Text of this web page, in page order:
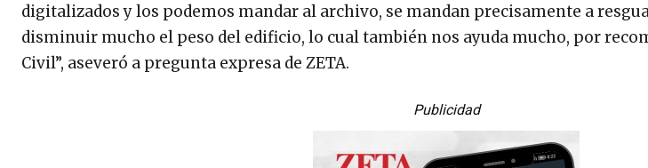
digitalizados y los podemos mandar al archivo, se mandan precisamente a
disminuir mucho el peso del edificio, lo cual también nos ayuda mucho, por
Civil”, aseveró a pregunta expresa de ZETA.
Publicidad